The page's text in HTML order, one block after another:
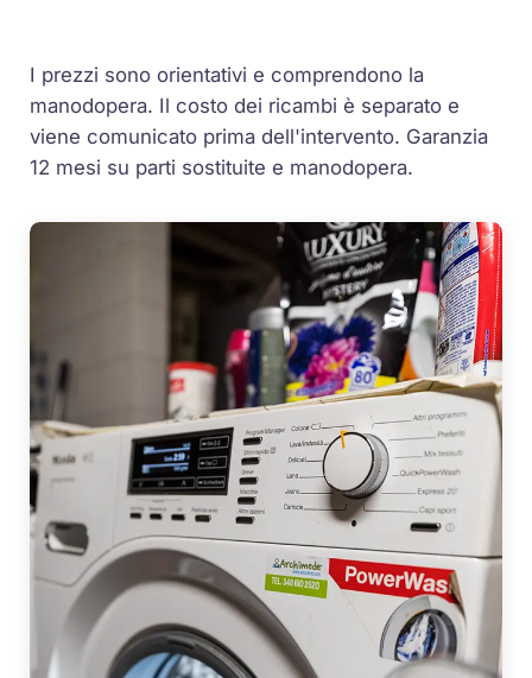
I prezzi sono orientativi e comprendono la
manodopera. Il costo dei ricambi è separato e
viene comunicato prima dell'intervento. Garanzia
12 mesi su parti sostituite e manodopera.